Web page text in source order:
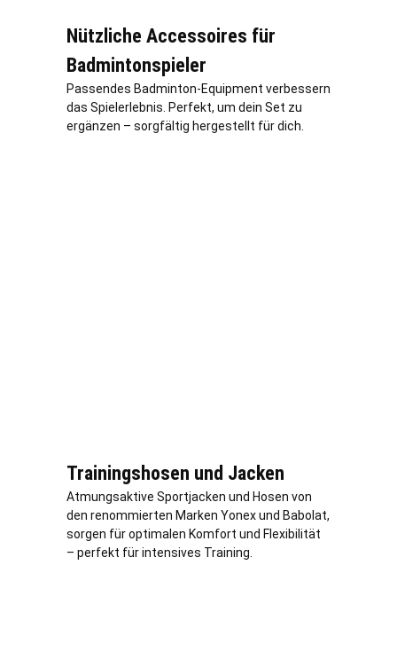
Nützliche Accessoires für
Badmintonspieler
Passendes Badminton-Equipment verbessern
das Spielerlebnis. Perfekt, um dein Set zu
ergänzen – sorgfältig hergestellt für dich.
Trainingshosen und Jacken
Atmungsaktive Sportjacken und Hosen von
den renommierten Marken Yonex und Babolat,
sorgen für optimalen Komfort und Flexibilität
– perfekt für intensives Training.